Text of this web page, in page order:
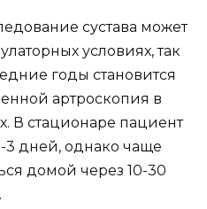
сустава может
условиях, так
годы становится
артроскопия в
В стационаре пациент
3 дней, однако чаще
домой через 10-30